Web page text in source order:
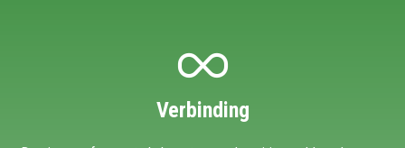
Verbinding